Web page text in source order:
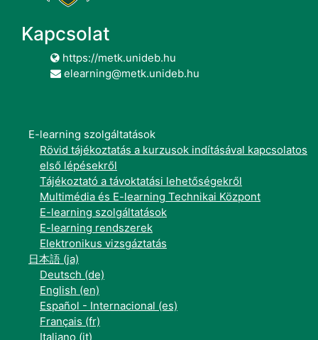
Kapcsolat
https://metk.unideb.hu
elearning@metk.unideb.hu
E-learning szolgáltatások
Rövid tájékoztatás a kurzusok indításával kapcsolatos
első lépésekről
Tájékoztató a távoktatási lehetőségekről
Multimédia és E-learning Technikai Központ
E-learning szolgáltatások
E-learning rendszerek
Elektronikus vizsgáztatás
日本語 ‎(ja)‎
Deutsch ‎(de)‎
English ‎(en)‎
Español - Internacional ‎(es)‎
Français ‎(fr)‎
Italiano ‎(it)‎